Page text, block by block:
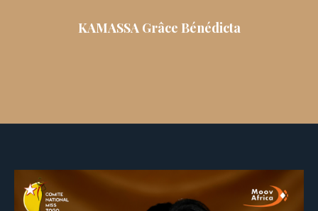
KAMASSA Grâce Bénédicta